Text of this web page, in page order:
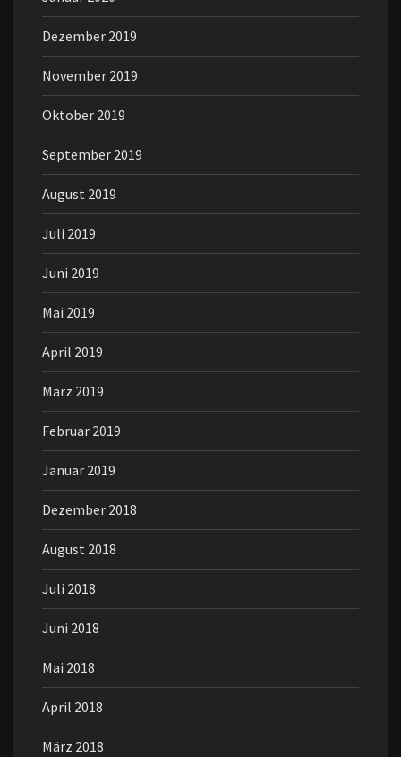
Dezember 2019
November 2019
Oktober 2019
September 2019
August 2019
Juli 2019
Juni 2019
Mai 2019
April 2019
März 2019
Februar 2019
Januar 2019
Dezember 2018
August 2018
Juli 2018
Juni 2018
Mai 2018
April 2018
März 2018